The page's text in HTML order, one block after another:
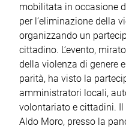
mobilitata in occasione
per l’eliminazione della
organizzando un
cittadino. L’evento,
della violenza di genere
parità, ha visto la
amministratori locali,
volontariato e cittadini.
Aldo Moro, presso la